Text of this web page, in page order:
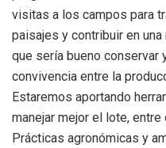
visitas a los campos para
paisajes y contribuir en
que sería bueno conservar
convivencia entre la
Estaremos aportando
manejar mejor el lote,
Prácticas agronómicas y